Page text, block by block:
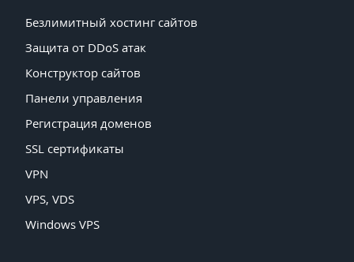
Безлимитный хостинг сайтов
Защита от DDoS атак
Конструктор сайтов
Панели управления
Регистрация доменов
SSL сертификаты
VPN
VPS, VDS
Windows VPS